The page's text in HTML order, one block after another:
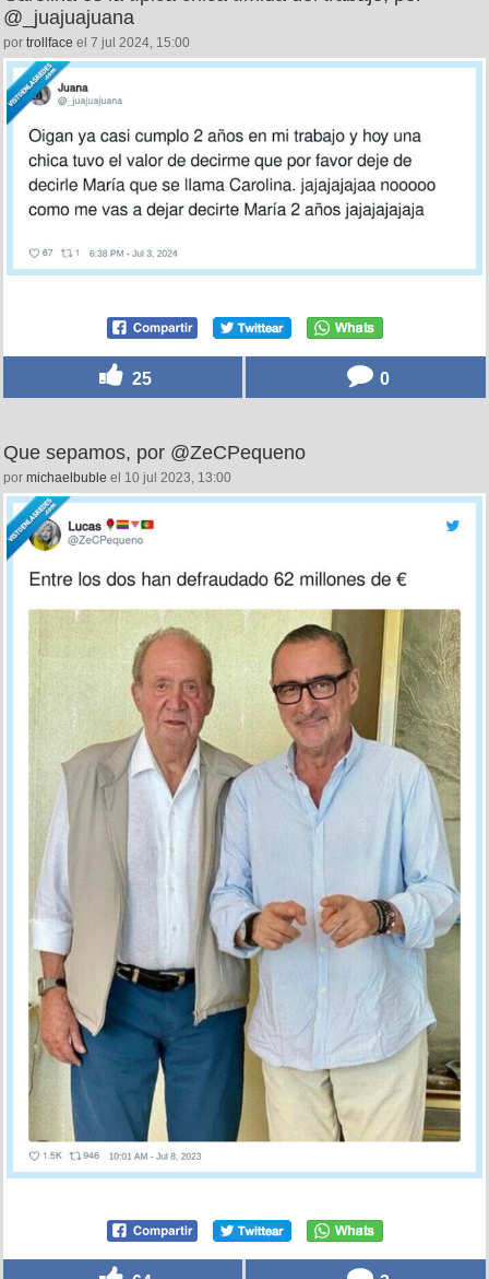
@_juajuajuana
por trollface el 7 jul 2024, 15:00
25 0
Que sepamos, por @ZeCPequeno
por michaelbuble el 10 jul 2023, 13:00